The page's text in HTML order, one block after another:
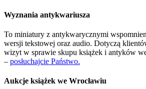
Wyznania antykwariusza
To miniatury z antykwarycznymi
wersji tekstowej oraz audio. Dotyczą
wizyt w sprawie skupu książek i antyków
– posłuchajcie Państwo.
Aukcje książek we Wrocławiu